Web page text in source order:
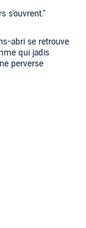
s'ouvrent."
abri se retrouve
qui jadis
perverse
si le sort du
dans une
au cœur d'une
Cauwelaert
un tourbillon